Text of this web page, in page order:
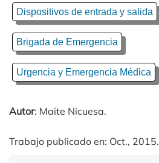
Dispositivos de entrada y salida
Brigada de Emergencia
Urgencia y Emergencia Médica
Autor: Maite Nicuesa.
Trabajo publicado en: Oct., 2015.